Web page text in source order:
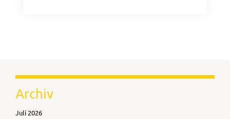
Archiv
Juli 2026